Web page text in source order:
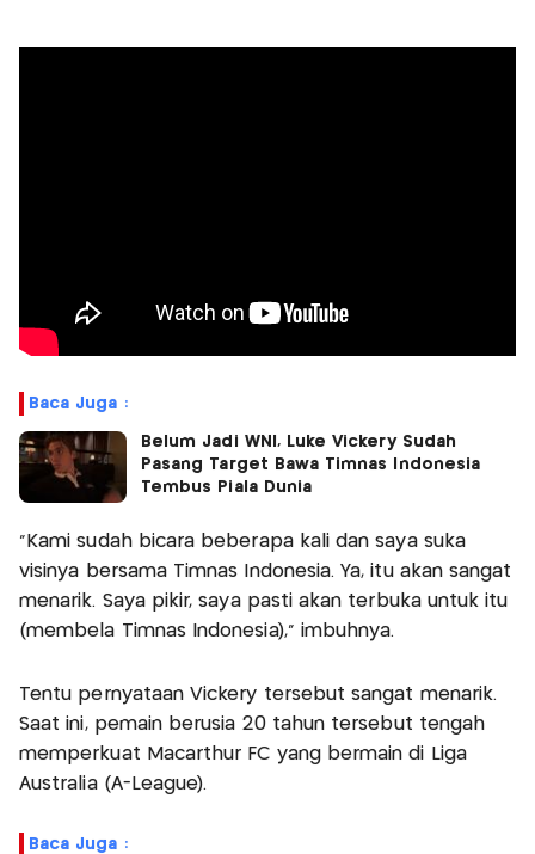
Baca Juga :
Belum Jadi WNI, Luke Vickery Sudah
Pasang Target Bawa Timnas Indonesia
Tembus Piala Dunia
“Kami sudah bicara beberapa kali dan saya suka
visinya bersama Timnas Indonesia. Ya, itu akan sangat
menarik. Saya pikir, saya pasti akan terbuka untuk itu
(membela Timnas Indonesia),” imbuhnya.
Tentu pernyataan Vickery tersebut sangat menarik.
Saat ini, pemain berusia 20 tahun tersebut tengah
memperkuat Macarthur FC yang bermain di Liga
Australia (A-League).
Baca Juga :